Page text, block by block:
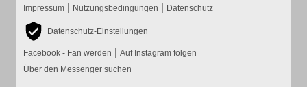
Impressum | Nutzungsbedingungen | Datenschutz
Datenschutz-Einstellungen
Facebook - Fan werden | Auf Instagram folgen
Über den Messenger suchen